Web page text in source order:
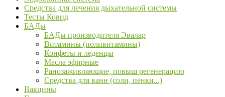
Средства для лечения дыхательной системы
Тесты Ковид
БАДы
БАДы производителя Эвалар
Витамины (поливитамины)
Конфеты и леденцы
Масла эфирные
Ранозаживляющие, повыш регенерацию
Средства для ванн (соли, пенки...)
Вакцины